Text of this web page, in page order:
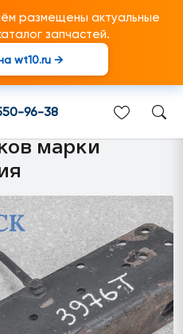
размещены актуальные
запчастей.
wt10.ru →
96-38
клапанов
подходит
марки